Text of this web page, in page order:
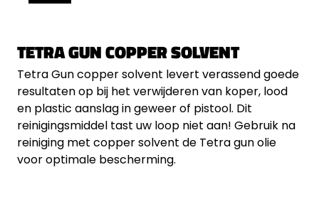
TETRA GUN COPPER SOLVENT
Tetra Gun copper solvent levert verassend goede
resultaten op bij het verwijderen van koper, lood
en plastic aanslag in geweer of pistool. Dit
reinigingsmiddel tast uw loop niet aan! Gebruik na
reiniging met copper solvent de Tetra gun olie
voor optimale bescherming.